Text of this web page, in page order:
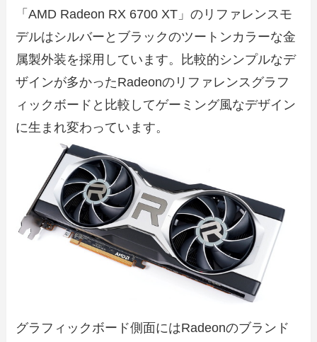
「AMD Radeon RX 6700 XT」のリファレンスモ
デルはシルバーとブラックのツートンカラーな金
属製外装を採用しています。比較的シンプルなデ
ザインが多かったRadeonのリファレンスグラフ
ィックボードと比較してゲーミング風なデザイン
に生まれ変わっています。
グラフィックボード側面にはRadeonのブランド